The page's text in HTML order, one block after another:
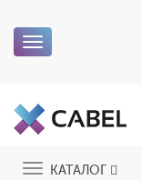
Toggle
ToggleКАТАЛОГ